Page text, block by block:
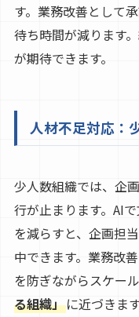
す。業務改善として
待ち時間が減ります
が期待できます。
人材不足対応：
少人数組織では、企
行が止まります。AI
を減らすと、企画担
中できます。業務改
を防ぎながらスケー
る組織」に近づきます